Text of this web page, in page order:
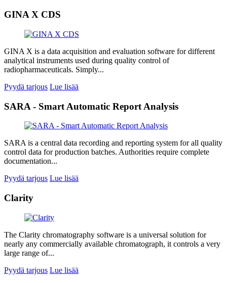
GINA X CDS
GINA X is a data acquisition and evaluation software for different
analytical instruments used during quality control of
radiopharmaceuticals. Simply...
Pyydä tarjous Lue lisää
SARA - Smart Automatic Report Analysis
SARA is a central data recording and reporting system for all quality
control data for production batches. Authorities require complete
documentation...
Pyydä tarjous Lue lisää
Clarity
The Clarity chromatography software is a universal solution for
nearly any commercially available chromatograph, it controls a very
large range of...
Pyydä tarjous Lue lisää